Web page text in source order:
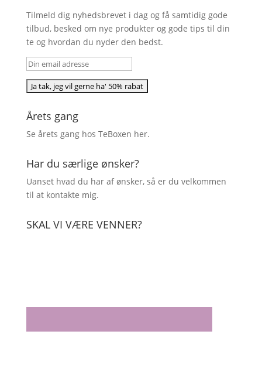
Tilmeld dig nyhedsbrevet i dag og få samtidig gode
tilbud, besked om nye produkter og gode tips til din
te og hvordan du nyder den bedst.
Årets gang
Se årets gang hos TeBoxen her.
Har du særlige ønsker?
Uanset hvad du har af ønsker, så er du velkommen
til at kontakte mig.
SKAL VI VÆRE VENNER?